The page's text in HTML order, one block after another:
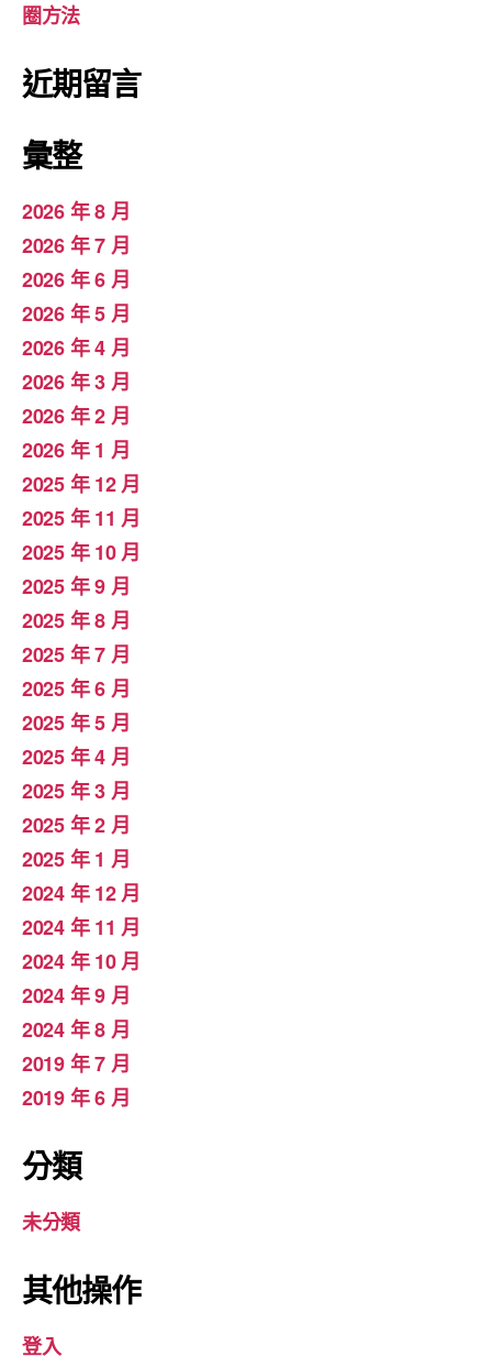
圈方法
近期留言
彙整
2026 年 8 月
2026 年 7 月
2026 年 6 月
2026 年 5 月
2026 年 4 月
2026 年 3 月
2026 年 2 月
2026 年 1 月
2025 年 12 月
2025 年 11 月
2025 年 10 月
2025 年 9 月
2025 年 8 月
2025 年 7 月
2025 年 6 月
2025 年 5 月
2025 年 4 月
2025 年 3 月
2025 年 2 月
2025 年 1 月
2024 年 12 月
2024 年 11 月
2024 年 10 月
2024 年 9 月
2024 年 8 月
2019 年 7 月
2019 年 6 月
分類
未分類
其他操作
登入